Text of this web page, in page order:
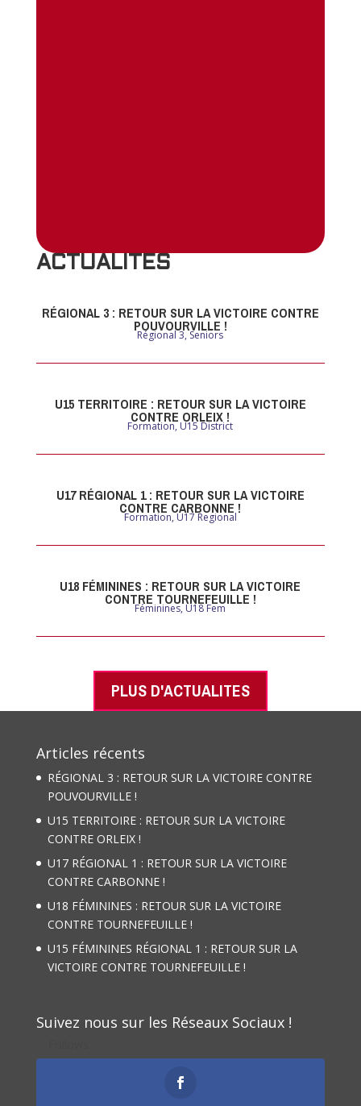
ACTUALITES
RÉGIONAL 3 : RETOUR SUR LA VICTOIRE CONTRE
POUVOURVILLE !
Régional 3,Seniors
U15 TERRITOIRE : RETOUR SUR LA VICTOIRE
CONTRE ORLEIX !
Formation,U15 District
U17 RÉGIONAL 1 : RETOUR SUR LA VICTOIRE
CONTRE CARBONNE !
Formation,U17 Regional
U18 FÉMININES : RETOUR SUR LA VICTOIRE
CONTRE TOURNEFEUILLE !
Féminines,U18 Fem
PLUS D'ACTUALITES
Articles récents
RÉGIONAL 3 : RETOUR SUR LA VICTOIRE CONTRE
POUVOURVILLE !
U15 TERRITOIRE : RETOUR SUR LA VICTOIRE
CONTRE ORLEIX !
U17 RÉGIONAL 1 : RETOUR SUR LA VICTOIRE
CONTRE CARBONNE !
U18 FÉMININES : RETOUR SUR LA VICTOIRE
CONTRE TOURNEFEUILLE !
U15 FÉMININES RÉGIONAL 1 : RETOUR SUR LA
VICTOIRE CONTRE TOURNEFEUILLE !
Suivez nous sur les Réseaux Sociaux !